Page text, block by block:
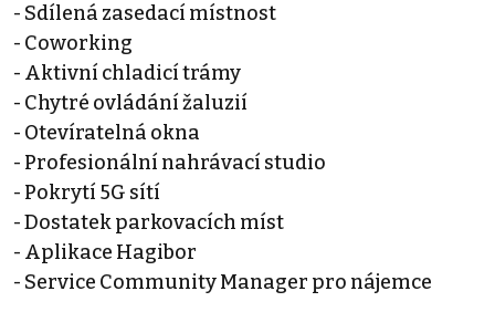
- Sdílená zasedací místnost
- Coworking
- Aktivní chladicí trámy
- Chytré ovládání žaluzií
- Otevíratelná okna
- Profesionální nahrávací studio
- Pokrytí 5G sítí
- Dostatek parkovacích míst
- Aplikace Hagibor
- Service Community Manager pro nájemce